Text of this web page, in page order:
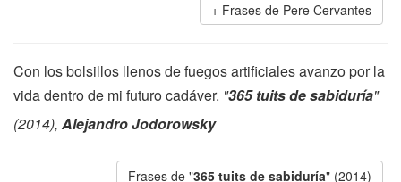
Frases de Pere Cervantes
Con los bolsillos llenos de fuegos artificiales avanzo por la
vida dentro de mi futuro cadáver. "365 tuits de sabiduría"
(2014), Alejandro Jodorowsky
Frases de "365 tuits de sabiduría" (2014)